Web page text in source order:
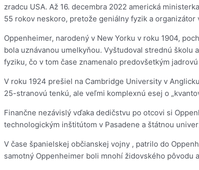
zradcu USA. Až 16. decembra 2022 americká
55 rokov neskoro, pretože geniálny fyzik a organizátor
Oppenheimer, narodený v New Yorku v roku 1904,
bola uznávanou umelkyňou. Vyštudoval strednú školu
fyziku, čo v tom čase znamenalo predovšetkým
V roku 1924 prešiel na Cambridge University v
25-stranovú tenkú, ale veľmi komplexnú esej o
Finančne nezávislý vďaka dedičstvu po otcovi si
technologickým inštitútom v Pasadene a štátnou
V čase španielskej občianskej vojny , patrilo do
samotný Oppenheimer boli mnohí židovského